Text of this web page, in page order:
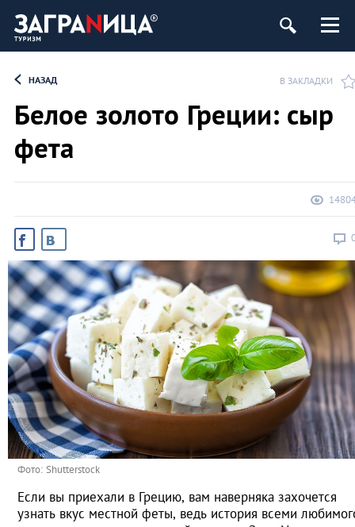
НАЗАД В ЗАКЛАДКИ
Белое золото Греции: сыр
фета
Фото: Shutterstock
Если вы приехали в Грецию, вам наверняка захочется
узнать вкус местной феты, ведь история всеми